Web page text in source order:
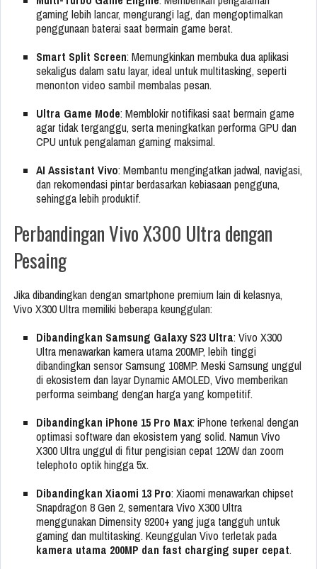
gaming lebih lancar, mengurangi lag, dan mengoptimalkan
penggunaan baterai saat bermain game berat.
Smart Split Screen: Memungkinkan membuka dua aplikasi
sekaligus dalam satu layar, ideal untuk multitasking, seperti
menonton video sambil membalas pesan.
Ultra Game Mode: Memblokir notifikasi saat bermain game
agar tidak terganggu, serta meningkatkan performa GPU dan
CPU untuk pengalaman gaming maksimal.
AI Assistant Vivo: Membantu mengingatkan jadwal, navigasi,
dan rekomendasi pintar berdasarkan kebiasaan pengguna,
sehingga lebih produktif.
Perbandingan Vivo X300 Ultra dengan
Pesaing
Jika dibandingkan dengan smartphone premium lain di kelasnya,
Vivo X300 Ultra memiliki beberapa keunggulan:
Dibandingkan Samsung Galaxy S23 Ultra: Vivo X300
Ultra menawarkan kamera utama 200MP, lebih tinggi
dibandingkan sensor Samsung 108MP. Meski Samsung unggul
di ekosistem dan layar Dynamic AMOLED, Vivo memberikan
performa seimbang dengan harga yang kompetitif.
Dibandingkan iPhone 15 Pro Max: iPhone terkenal dengan
optimasi software dan ekosistem yang solid. Namun Vivo
X300 Ultra unggul di fitur pengisian cepat 120W dan zoom
telephoto optik hingga 5x.
Dibandingkan Xiaomi 13 Pro: Xiaomi menawarkan chipset
Snapdragon 8 Gen 2, sementara Vivo X300 Ultra
menggunakan Dimensity 9200+ yang juga tangguh untuk
gaming dan multitasking. Keunggulan Vivo terletak pada
kamera utama 200MP dan fast charging super cepat.